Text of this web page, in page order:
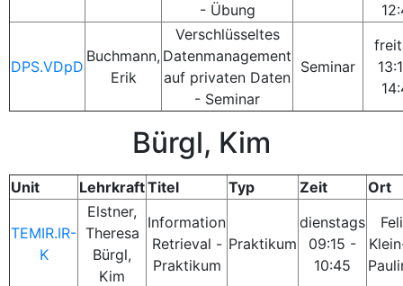
- Übung
DPS.VDpD
Buchmann,
Erik
Verschlüsseltes
Datenmanagement
auf privaten Daten
- Seminar
Seminar
Bürgl, Kim
Unit LehrkraftTitel Typ Zeit Ort
TEMIR.IR-
K
Elstner,
Theresa
Bürgl,
Kim
Information
Retrieval -
Praktikum
Praktikum
dienstags
09:15 -
10:45